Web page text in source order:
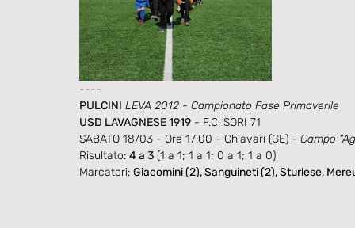
----
PULCINI LEVA 2012 - Campionato Fase Primaverile
USD LAVAGNESE 1919 - F.C. SORI 71
SABATO 18/03 - Ore 17:00 - Chiavari (GE) - Campo
Risultato: 4 a 3 (1 a 1; 1 a 1; 0 a 1; 1 a 0)
Marcatori: Giacomini (2), Sanguineti (2), Sturlese,